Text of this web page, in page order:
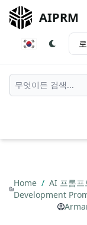
AIPRM
Home / AI 프롬프
Development